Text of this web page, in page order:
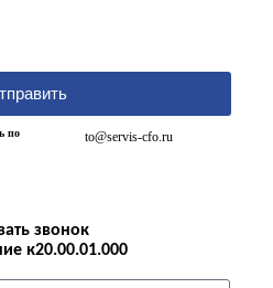
по
to@servis-cfo.ru
звонок
к20.00.01.000